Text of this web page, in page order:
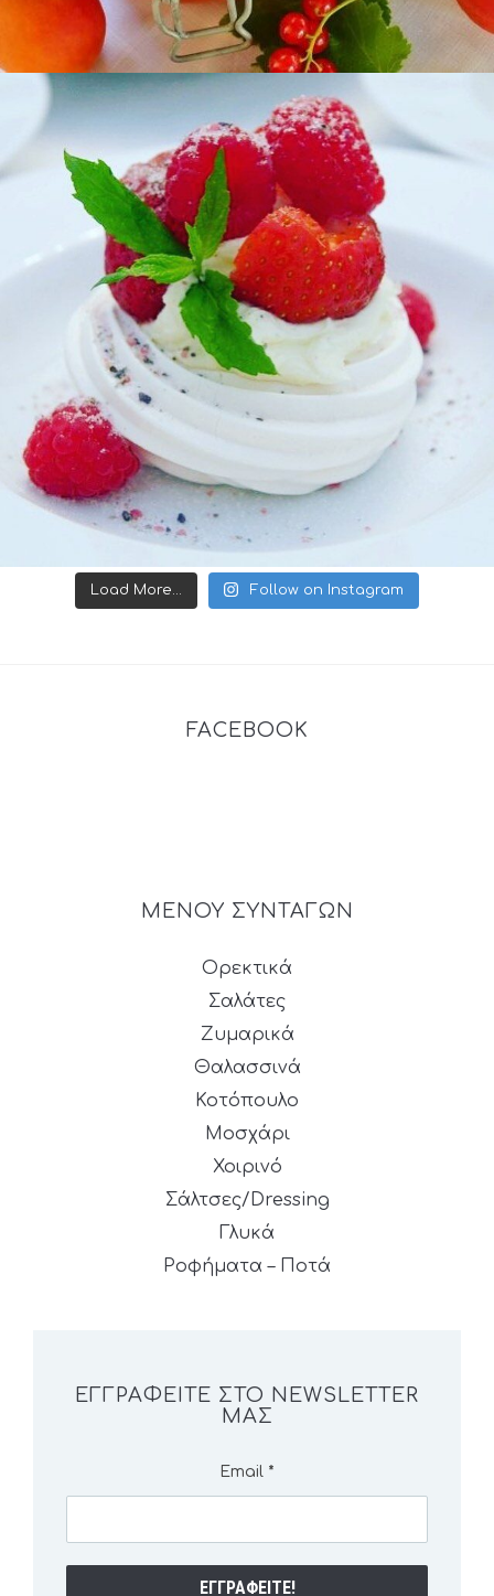
Load More... Follow on Instagram
FACEBOOK
ΜΕΝΟΥ ΣΥΝΤΑΓΩΝ
Ορεκτικά
Σαλάτες
Ζυμαρικά
Θαλασσινά
Κοτόπουλο
Μοσχάρι
Χοιρινό
Σάλτσες/Dressing
Γλυκά
Ροφήματα – Ποτά
ΕΓΓΡΑΦΕΊΤΕ ΣΤΟ NEWSLETTER
ΜΑΣ
Email *